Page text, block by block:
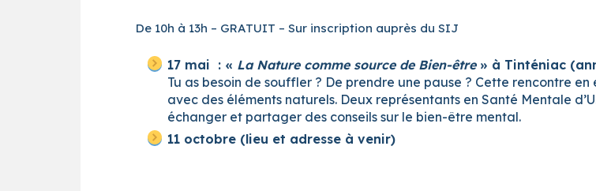
De 10h à 13h – GRATUIT – Sur inscription auprès du SIJ
17 mai : « La Nature comme source de Bien-être» à Tinténiac
Tu as besoin de souffler ? De prendre une pause ? Cette rencontre
avec des éléments naturels. Deux représentants en Santé Mentale
échanger et partager des conseils sur le bien-être mental.
11 octobre (lieu et adresse à venir)